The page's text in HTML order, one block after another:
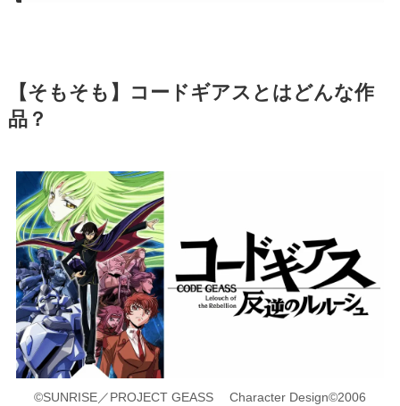
【そもそも】コードギアスとはどんな作
品？
©SUNRISE／PROJECT GEASS Character Design©2006